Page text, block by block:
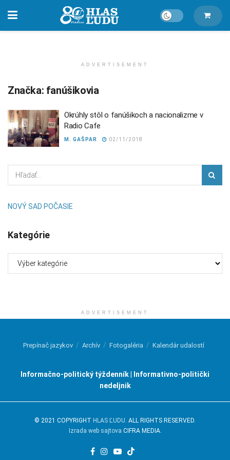
ADVERTISEMENT
Značka: fanúšikovia
Okrúhly stôl o fanúšikoch a nacionalizme v
Radio Cafe
M. GAŠPAR 02/11/2018
NOVÝ SAD POČASIE
Kategórie
ADVERTISEMENT
Prepínač jazykov Archív Fotogaléria Kalendár udalostí
Informačno-politický týždenník | Informativno-politički
nedeljnik
© 2021 COPYRIGHT HLAS ĽUDU . ALL RIGHTS RESERVED.
Izrada web sajtova CIFRA MEDIA.